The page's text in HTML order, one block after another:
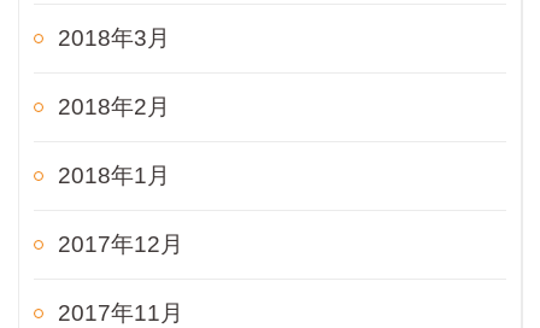
2018年3月
2018年2月
2018年1月
2017年12月
2017年11月